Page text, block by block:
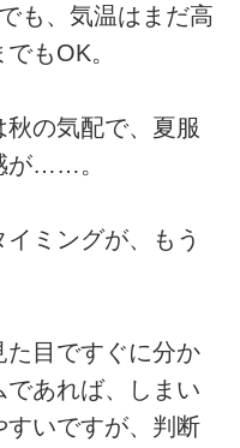
も、気温はまだ高
もOK。
の気配で、夏服
が……。
ミングが、もう
た目ですぐに分か
あれば、しまい
いですが、判断